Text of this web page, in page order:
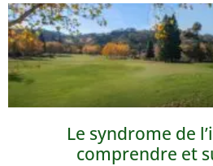
Le syndrome de
comprendre et